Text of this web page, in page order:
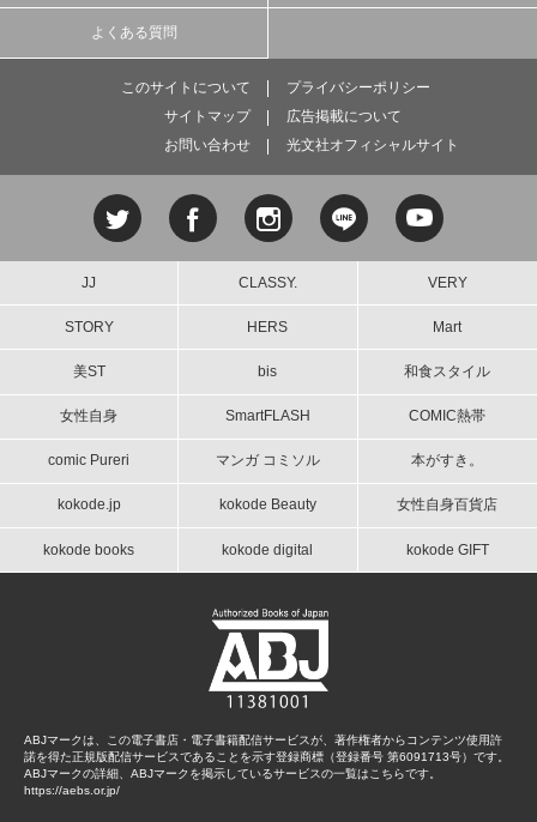
よくある質問
このサイトについて
プライバシーポリシー
サイトマップ
広告掲載について
お問い合わせ
光文社オフィシャルサイト
JJ CLASSY. VERY
STORY HERS Mart
美ST bis 和食スタイル
女性自身 SmartFLASH COMIC熱帯
comic Pureri マンガ コミソル 本がすき。
kokode.jp kokode Beauty 女性自身百貨店
kokode books kokode digital kokode GIFT
ABJマークは、この電子書店・電子書籍配信サービスが、著作権者からコンテンツ使用許
諾を得た正規版配信サービスであることを示す登録商標（登録番号 第6091713号）です。
ABJマークの詳細、ABJマークを掲示しているサービスの一覧はこちらです。
https://aebs.or.jp/